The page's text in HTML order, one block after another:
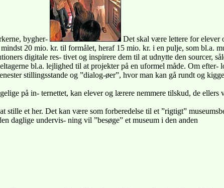
bygher-
Det skal være lettere for elever
20 mio. kr. til formålet, heraf 15 mio. kr. i en pulje, som bl.a.
digitale res- tivet og inspirere dem til at udnytte den sourcer,
bl.a. lejlighed til at projekter på en uformel måde. Om efter-
stillingsstande og ”dialog-øer”, hvor man kan gå rundt og
på in- ternettet, kan elever og lærere nemmere tilskud, de ellers
et her. Det kan være som forberedelse til et ”rigtigt”
undervis- ning vil ”besøge” et museum i den anden